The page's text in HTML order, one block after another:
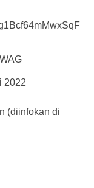
2022
(diinfokan di